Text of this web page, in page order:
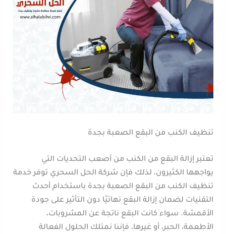
تنظيف الكنب من البقع الصعبة بجدة
تعتبر إزالة البقع من الكنب من أصعب التحديات التي
يواجهها الكثيرون، لذلك فإن شركة الحل السحري توفر خدمة
تنظيف الكنب من البقع الصعبة بجدة باستخدام أحدث
التقنيات لضمان إزالة البقع نهائيًا دون التأثير على جودة
الأقمشة. سواء كانت البقع ناتجة عن المشروبات،
الأطعمة، الحبر، أو غيرها، فإننا نمتلك الحلول الفعالة